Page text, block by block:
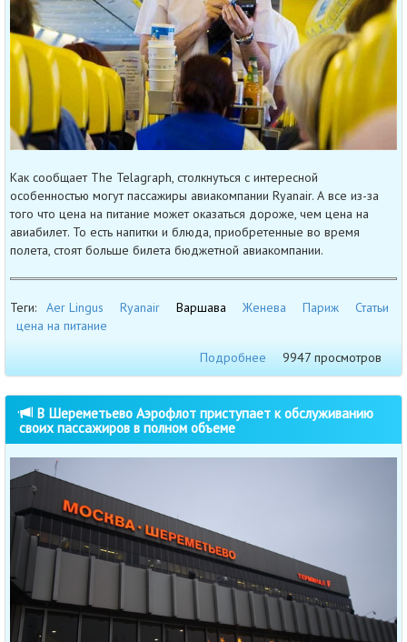
Как сообщает The Telagraph, столкнуться с интересной
особенностью могут пассажиры авиакомпании Ryanair. А все из-за
того что цена на питание может оказаться дороже, чем цена на
авиабилет. То есть напитки и блюда, приобретенные во время
полета, стоят больше билета бюджетной авиакомпании.
Теги: Aer Lingus Ryanair Варшава Женева Париж
Статьи
цена на питание
Подробнее
9947 просмотров
В Шереметьево Аэрофлот приступает к обслуживанию
своих пассажиров в полном объеме